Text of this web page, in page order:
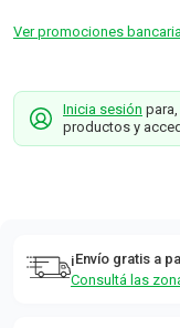
Ver promociones
Inicia sesión
productos y
¡Envío gratis a
Consultá las